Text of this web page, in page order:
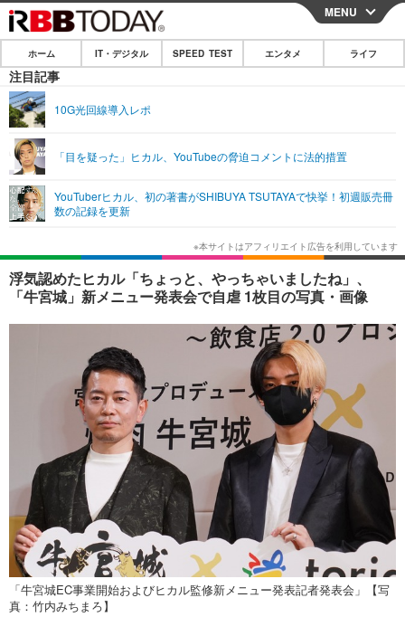
CLOSE
ホーム
IT・デジタル
ショッピング その他
SPEED TEST
エンタメ
エンタメTOP
韓国・芸能
音楽 スポーツ
ショッピング その他
ライフ
ライフTOP グルメ
ペット ショッピング
その他
リリース一覧
プッシュ通知の停止方法
MENU
ホーム IT・デジタル SPEED TEST エンタメ ライフ
注目記事
10G光回線導入レポ
「目を疑った」ヒカル、YouTubeの脅迫コメントに法的措置
YouTuberヒカル、初の著書がSHIBUYA TSUTAYAで快挙！初週販売冊
数の記録を更新
浮気認めたヒカル「ちょっと、やっちゃいましたね」、
「牛宮城」新メニュー発表会で自虐 1枚目の写真・画像
「牛宮城EC事業開始およびヒカル監修新メニュー発表記者発表会」【写
真：竹内みちまろ】